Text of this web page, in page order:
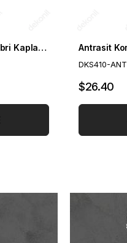
PVC Kit Kat Dış Cephe Lambri Kaplaması 18 cm
DKS410-ANT
$26.40